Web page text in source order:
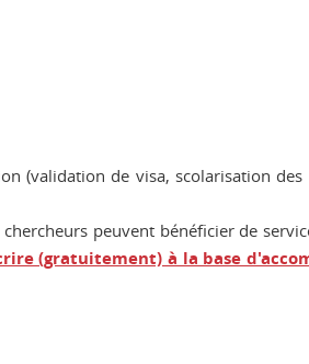
(validation de visa, scolarisation des
peuvent bénéficier de
(gratuitement) à la base